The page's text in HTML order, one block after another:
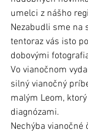
umelci z nášho
Nezabudli sme na
tentoraz vás isto
dobovými
Vo vianočnom
silný vianočný
malým Leom,
diagnózami.
Nechýba vianočné